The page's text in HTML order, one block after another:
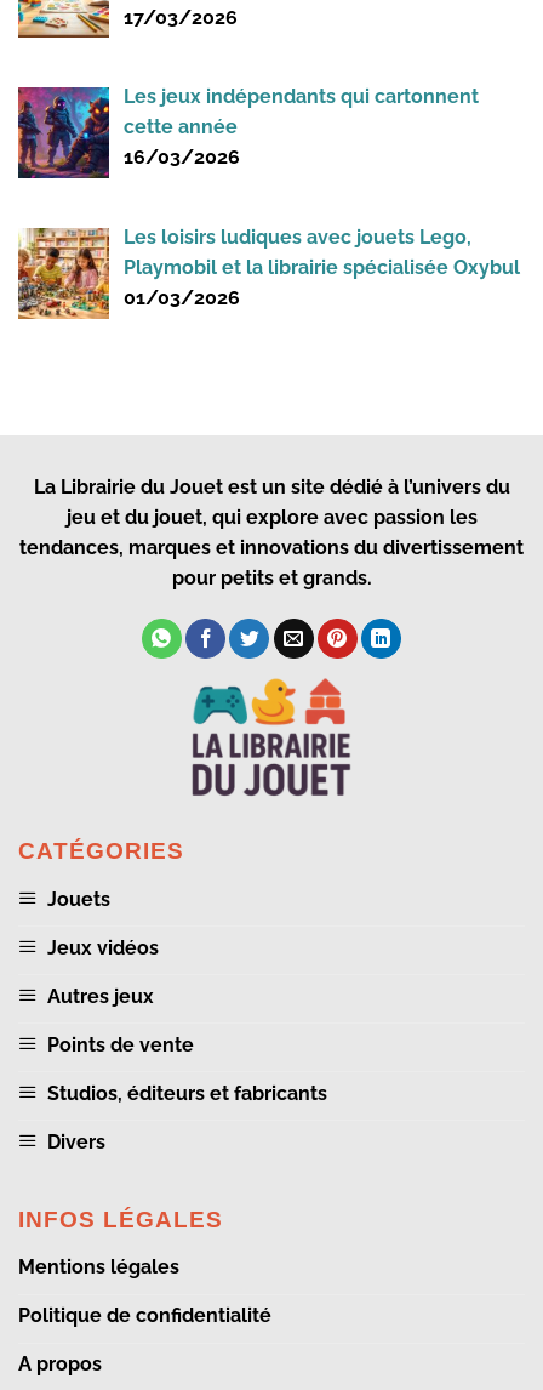
17/03/2026
Les jeux indépendants qui cartonnent
cette année
16/03/2026
Les loisirs ludiques avec jouets Lego,
Playmobil et la librairie spécialisée Oxybul
01/03/2026
La Librairie du Jouetest un site dédié à l’univers du
jeu et du jouet, qui explore avec passion les
tendances, marques et innovations du divertissement
pour petits et grands.
CATÉGORIES
Jouets
Jeux vidéos
Autres jeux
Points de vente
Studios, éditeurs et fabricants
Divers
INFOS LÉGALES
Mentions légales
Politique de confidentialité
A propos